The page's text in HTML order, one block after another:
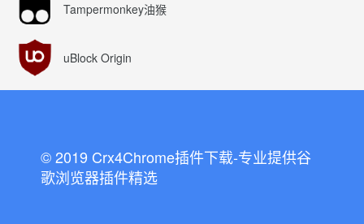
Tampermonkey油猴
uBlock Origin
© 2019 Crx4Chrome插件下载-专业提供谷
歌浏览器插件精选